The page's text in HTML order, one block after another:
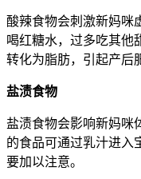
酸辣食物会刺激新妈咪
喝红糖水，过多吃其他
转化为脂肪，引起产后
盐渍食物
盐渍食物会影响新妈咪
的食品可通过乳汁进入
要加以注意。